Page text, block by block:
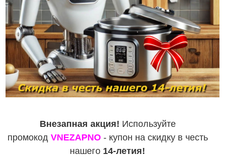
Внезапная акция! Используйте
промокод VNEZAPNO- купон на скидку в честь
нашего 14-летия!